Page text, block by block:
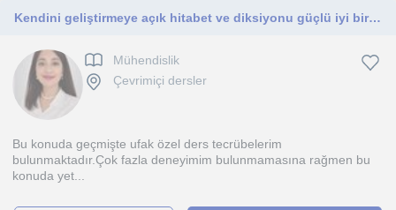
Kendini geliştirmeye açık hitabet ve diksiyonu güçlü iyi bir öğreticiyim.
Mühendislik
Çevrimiçi dersler
Bu konuda geçmişte ufak özel ders tecrübelerim
bulunmaktadır.Çok fazla deneyimim bulunmamasına rağmen bu
konuda yet...